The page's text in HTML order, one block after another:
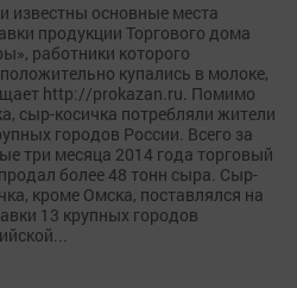
известны основные места
продукции Торгового дома
работники которого
купались в молоке,
http://prokazan.ru. Помимо
сыр-косичка потребляли жители
городов России. Всего за
три месяца 2014 года торговый
более 48 тонн сыра. Сыр-
кроме Омска, поставлялся на
13 крупных городов